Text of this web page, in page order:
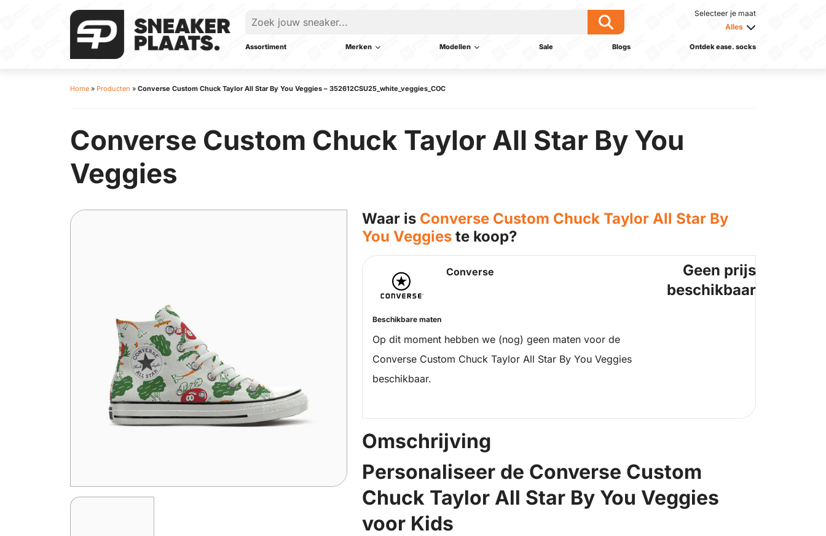
Selecteer je maat
Alles
Assortiment Merken Modellen Sale Blogs Ontdek ease. socks
Home » Producten » Converse Custom Chuck Taylor All Star By You Veggies – 352612CSU25_white_veggies_COC
Converse Custom Chuck Taylor All Star By You
Veggies
Waar is Converse Custom Chuck Taylor All Star By
You Veggies te koop?
Converse
Beschikbare maten
Op dit moment hebben we (nog) geen maten voor de
Converse Custom Chuck Taylor All Star By You Veggies
beschikbaar.
Geen prijs
beschikbaar
Omschrijving
Personaliseer de Converse Custom
Chuck Taylor All Star By You Veggies
voor Kids